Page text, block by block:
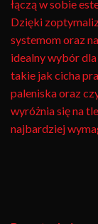
łączą w sobie
Dzięki
systemom oraz
idealny wybór
takie jak cicha
paleniska oraz
wyróżnia się na
najbardziej